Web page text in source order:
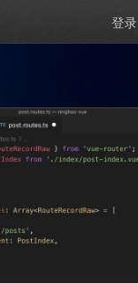
登录